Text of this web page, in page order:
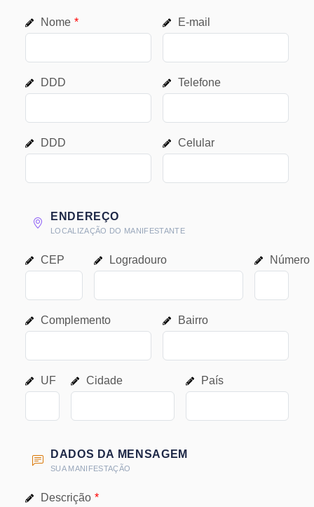
Nome * E-mail
DDD Telefone
DDD Celular
ENDEREÇO
LOCALIZAÇÃO DO MANIFESTANTE
CEP Logradouro Número
Complemento Bairro
UF Cidade País
DADOS DA MENSAGEM
SUA MANIFESTAÇÃO
Descrição *